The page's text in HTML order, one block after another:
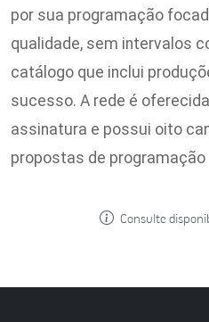
por sua programação
qualidade, sem intervalos
catálogo que inclui
sucesso. A rede é
assinatura e possui oito
propostas de programação
Consulte